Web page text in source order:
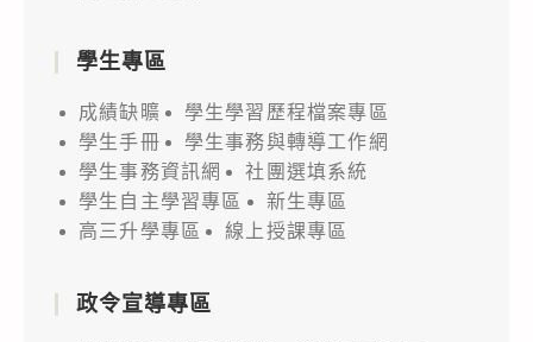
學生專區
成績缺曠
學生學習歷程檔案專區
學生手冊
學生事務與轉導工作網
學生事務資訊網
社團選填系統
學生自主學習專區
新生專區
高三升學專區
線上授課專區
政令宣導專區